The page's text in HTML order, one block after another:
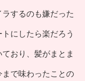
するのも嫌だった
にしたら楽だろう
おり、髪がまとま
で味わったことの